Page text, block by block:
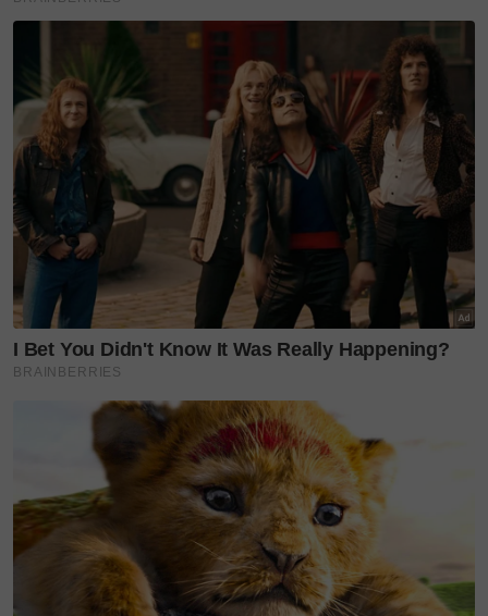
paksaan.